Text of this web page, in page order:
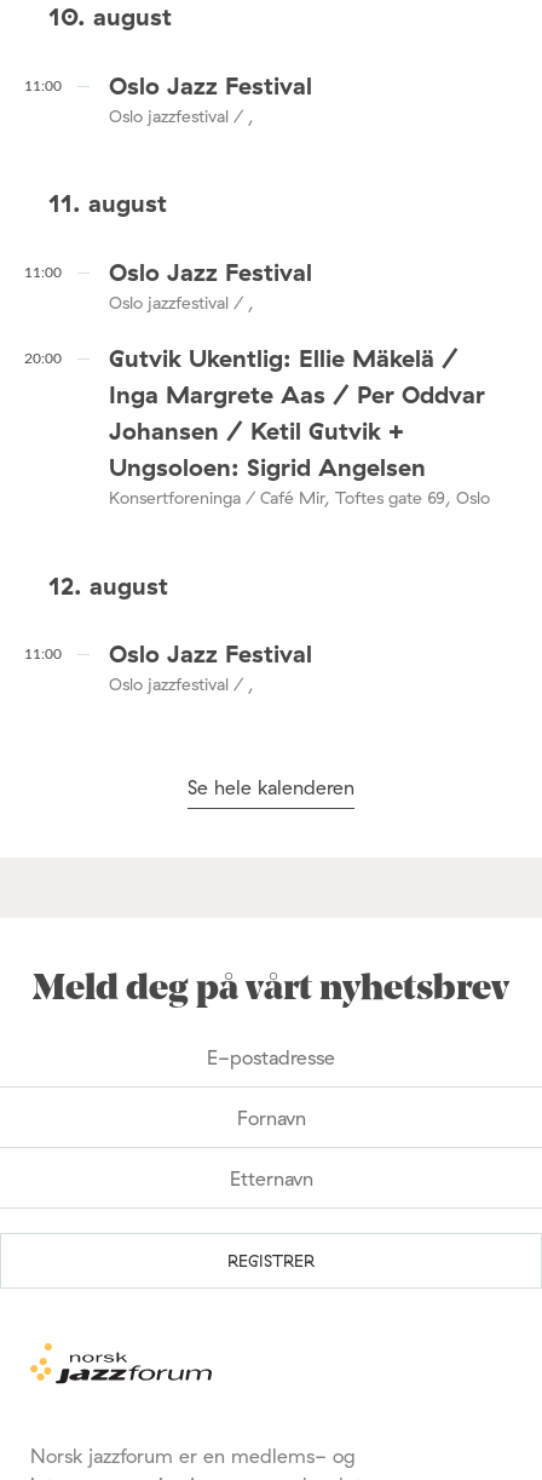
10. august
11:00 Oslo Jazz Festival
Oslo jazzfestival / ,
11. august
11:00 Oslo Jazz Festival
Oslo jazzfestival / ,
20:00
Gutvik Ukentlig: Ellie Mäkelä /
Inga Margrete Aas / Per Oddvar
Johansen / Ketil Gutvik +
Ungsoloen: Sigrid Angelsen
Konsertforeninga / Café Mir, Toftes gate 69, Oslo
12. august
11:00 Oslo Jazz Festival
Oslo jazzfestival / ,
Se hele kalenderen
Meld deg på vårt nyhetsbrev
Norsk jazzforum er en medlems- og